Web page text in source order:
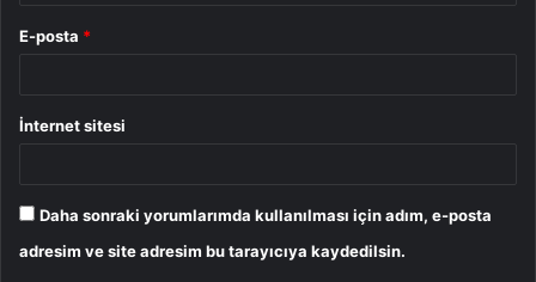
E-posta *
İnternet sitesi
Daha sonraki yorumlarımda kullanılması için adım, e-posta
adresim ve site adresim bu tarayıcıya kaydedilsin.